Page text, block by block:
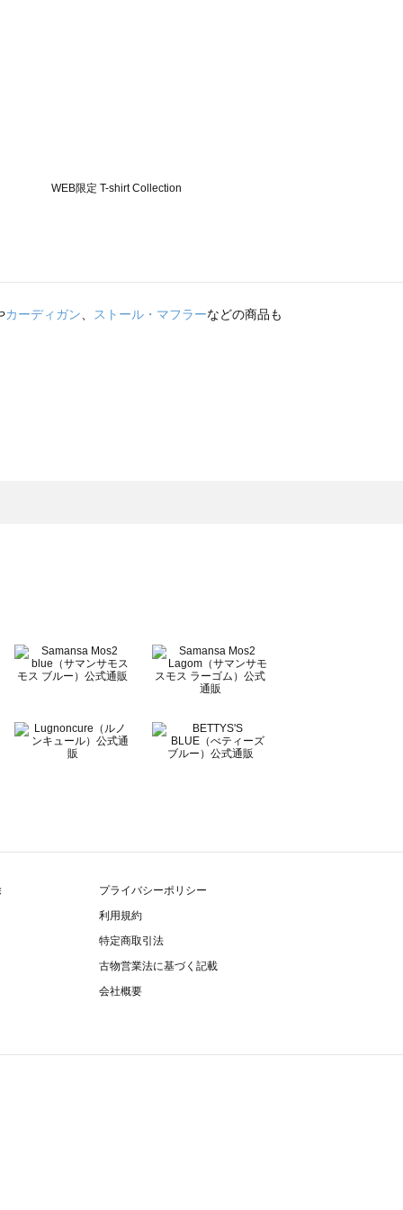
カーディガン ストール・マフラーなどの商品も
プライバシーポリシー
利用規約
特定商取引法
古物営業法に基づく記載
会社概要